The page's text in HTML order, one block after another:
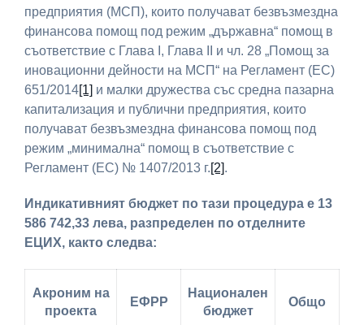
предприятия (МСП), които получават безвъзмездна
финансова помощ под режим „държавна“ помощ в
съответствие с Глава I, Глава II и чл. 28 „Помощ за
иновационни дейности на МСП“ на Регламент (ЕС)
651/2014[1] и малки дружества със средна пазарна
капитализация и публични предприятия, които
получават безвъзмездна финансова помощ под
режим „минимална“ помощ в съответствие с
Регламент (ЕС) № 1407/2013 г.[2].
Индикативният бюджет по тази процедура е 13
586 742,33 лева, разпределен по отделните
ЕЦИХ, както следва:
Акроним на
проекта
ЕФРР
Национален
бюджет
Общо